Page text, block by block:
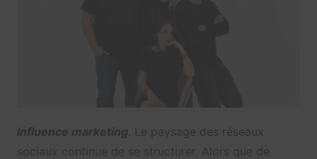
Influence marketing . Le paysage des réseaux
sociaux continue de se structurer. Alors que de